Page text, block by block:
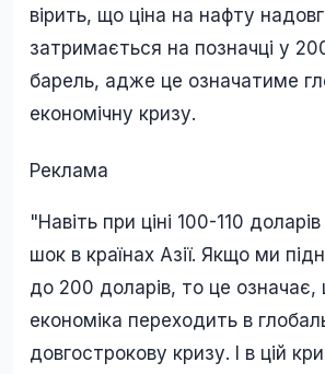
вірить, що ціна на нафту
затримається на позначці у
барель, адже це означатиме
економічну кризу.
Реклама
"Навіть при ціні 100-110
шок в країнах Азії. Якщо ми
до 200 доларів, то це означає,
економіка переходить в
довгострокову кризу. І в цій